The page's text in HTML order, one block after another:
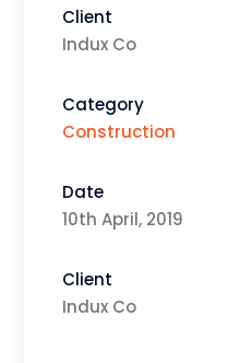
Client
Indux Co
Category
Construction
Date
10th April, 2019
Client
Indux Co